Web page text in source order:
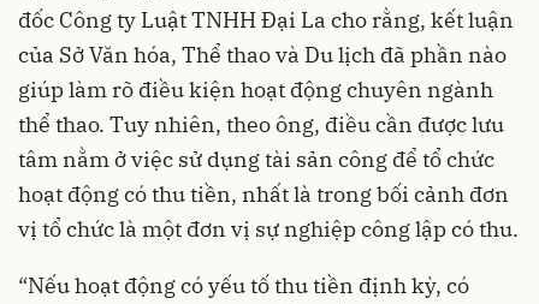
đốc Công ty Luật TNHH Đại La cho rằng, kết luận
của Sở Văn hóa, Thể thao và Du lịch đã phần nào
giúp làm rõ điều kiện hoạt động chuyên ngành
thể thao. Tuy nhiên, theo ông, điều cần được lưu
tâm nằm ở việc sử dụng tài sản công để tổ chức
hoạt động có thu tiền, nhất là trong bối cảnh đơn
vị tổ chức là một đơn vị sự nghiệp công lập có thu.
“Nếu hoạt động có yếu tố thu tiền định kỳ, có